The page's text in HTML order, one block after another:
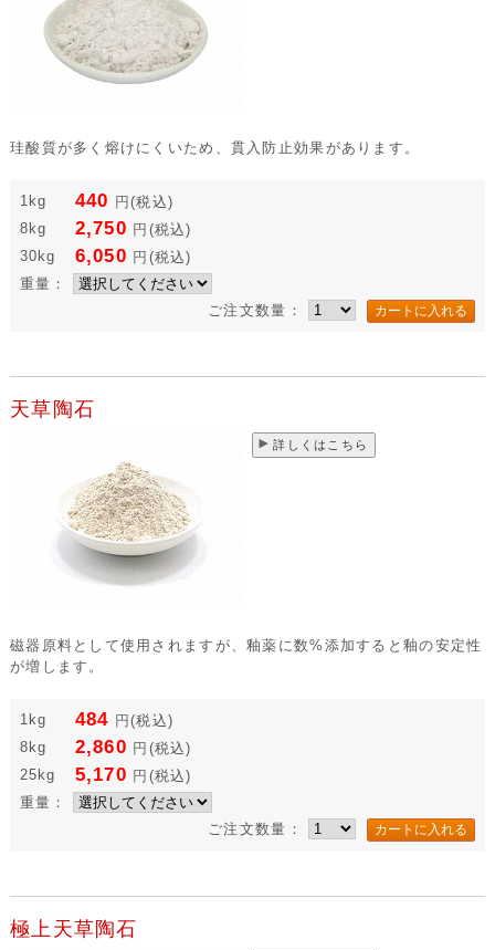
珪酸質が多く熔けにくいため、貫入防止効果があります。
1kg 440 円 (税込)
8kg
2,750 円 (税込)
30kg
6,050 円 (税込)
重量：
ご注文数量：
天草陶石
詳しくはこちら
磁器原料として使用されますが、釉薬に数%添加すると釉の安定性
が増します。
1kg 484 円 (税込)
8kg
2,860 円 (税込)
25kg
5,170 円 (税込)
重量：
ご注文数量：
極上天草陶石